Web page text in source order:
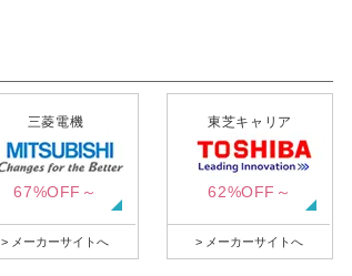
三菱電機
67%OFF～
> メーカーサイトへ
東芝キャリア
62%OFF～
> メーカーサイトへ